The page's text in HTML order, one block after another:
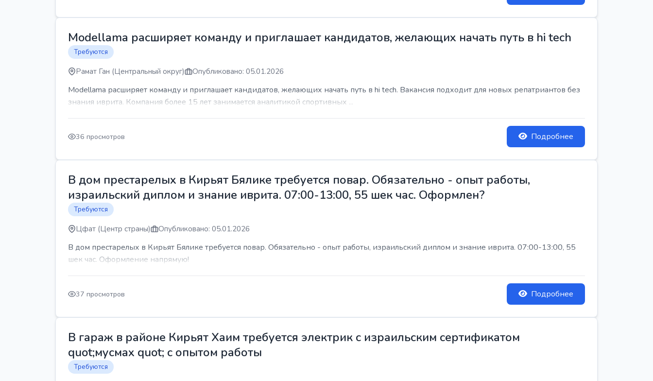
Modellama расширяет команду и приглашает кандидатов, желающих начать путь в hi tech
Требуются
Рамат Ган (Центральный округ) Опубликовано: 05.01.2026
Modellama расширяет команду и приглашает кандидатов, желающих начать путь в hi tech. Вакансия подходит для новых репатриантов без
знания иврита. Компания более 15 лет занимается аналитикой спортивных ...
36 просмотров Подробнее
В дом престарелых в Кирьят Бялике требуется повар. Обязательно - опыт работы,
израильский диплом и знание иврита. 07:00-13:00, 55 шек час. Оформлен?
Требуются
Цфат (Центр страны) Опубликовано: 05.01.2026
В дом престарелых в Кирьят Бялике требуется повар. Обязательно - опыт работы, израильский диплом и знание иврита. 07:00-13:00, 55
шек час. Оформление напрямую!
37 просмотров Подробнее
В гараж в районе Кирьят Хаим требуется электрик с израильским сертификатом
quot;мусмах quot; с опытом работы
Требуются